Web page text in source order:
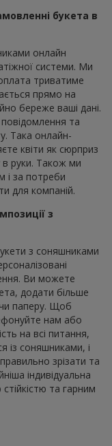
букета в
онлайн
системи. Ми
триватиме
прямо на
береже ваші дані.
та
Така онлайн-
квіти як сюрприз
в руки. Також ми
і за потреби
для компаній.
з
з соняшниками
Ви можете
додати більше
чи паперу. Щоб
нам або
на всі питання,
із соняшниками, і
зрізати та
індивідуальна
та гарним